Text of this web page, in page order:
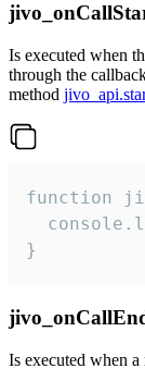
Is executed when
through the
method
function
}
Is executed when a